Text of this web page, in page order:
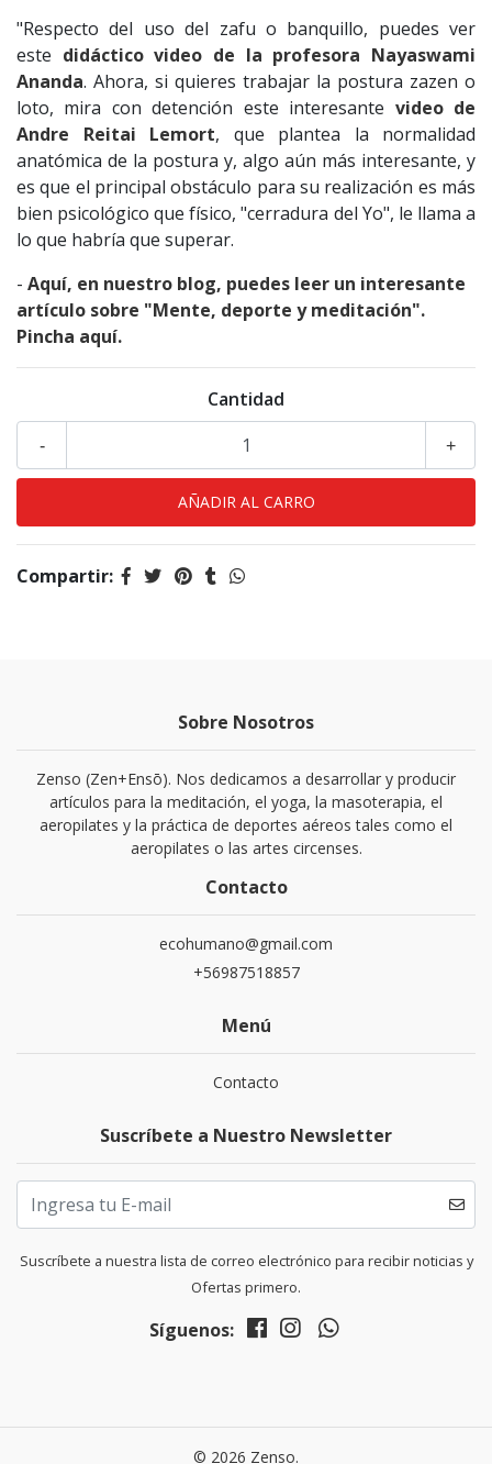
"Respecto del uso del zafu o banquillo, puedes ver
este didáctico video de la profesora Nayaswami
Ananda. Ahora, si quieres trabajar la postura zazen o
loto, mira con detención este interesante video de
Andre Reitai Lemort, que plantea la normalidad
anatómica de la postura y, algo aún más interesante, y
es que el principal obstáculo para su realización es más
bien psicológico que físico, "cerradura del Yo", le llama a
lo que habría que superar.
- Aquí, en nuestro blog, puedes leer un interesante
artículo sobre "Mente, deporte y meditación".
Pincha aquí.
Cantidad
+
-
Compartir:
Sobre Nosotros
Zenso (Zen+Ensō). Nos dedicamos a desarrollar y producir
artículos para la meditación, el yoga, la masoterapia, el
aeropilates y la práctica de deportes aéreos tales como el
aeropilates o las artes circenses.
Contacto
ecohumano@gmail.com
+56987518857
Menú
Contacto
Suscríbete a Nuestro Newsletter
Suscríbete a nuestra lista de correo electrónico para recibir noticias y
Ofertas primero.
Síguenos:
© 2026 Zenso.